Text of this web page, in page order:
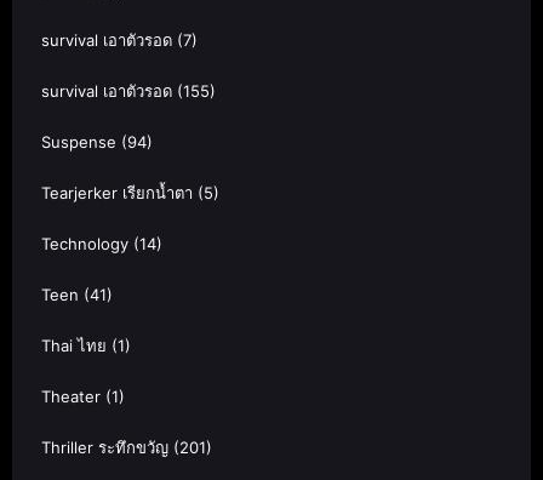
survival เอาตัวรอด (7)
survival เอาตัวรอด (155)
Suspense (94)
Tearjerker เรียกน้ำตา (5)
Technology (14)
Teen (41)
Thai ไทย (1)
Theater (1)
Thriller ระทึกขวัญ (201)